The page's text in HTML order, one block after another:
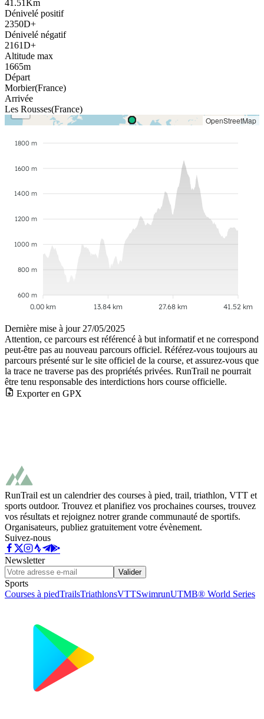
41.51Km
Dénivelé positif
2350D+
Dénivelé négatif
2161D+
Altitude max
1665m
Départ
Morbier(France)
Arrivée
Les Rousses(France)
+
−
OpenStreetMap
1800 m
1600 m
1400 m
1200 m
1000 m
800 m
600 m
0.00 km 13.84 km 27.68 km 41.52 km
Dernière mise à jour 27/05/2025
Attention, ce parcours est référencé à but informatif et ne correspond
peut-être pas au nouveau parcours officiel. Référez-vous toujours au
parcours présenté sur le site officiel de la course, et assurez-vous que
la trace ne traverse pas des propriétés privées. RunTrail ne pourrait
être tenu responsable des interdictions hors course officielle.
Exporter en GPX
RunTrail est un calendrier des courses à pied, trail, triathlon, VTT et
sports outdoor. Trouvez et planifiez vos prochaines courses, trouvez
vos résultats et rejoignez notrer grande communauté de sportifs.
Organisateurs, publiez gratuitement votre évènement.
Suivez-nous
Newsletter
Valider
Sports
Courses à piedTrailsTriathlonsVTTSwimrunUTMB® World Series